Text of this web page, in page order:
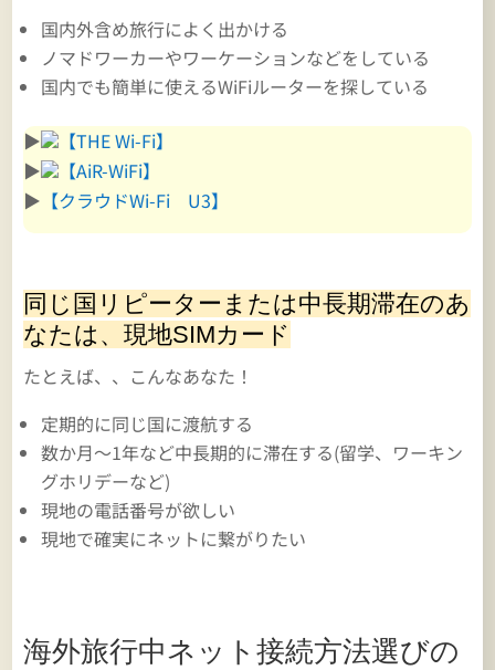
国内外含め旅行によく出かける
ノマドワーカーやワーケーションなどをしている
国内でも簡単に使えるWiFiルーターを探している
▶
【THE Wi-Fi】
▶
【AiR-WiFi】
▶ 【クラウドWi-Fi U3】
同じ国リピーターまたは中長期滞在のあ
なたは、現地SIMカード
たとえば、、こんなあなた！
定期的に同じ国に渡航する
数か月～1年など中長期的に滞在する(留学、ワーキン
グホリデーなど)
現地の電話番号が欲しい
現地で確実にネットに繋がりたい
海外旅行中ネット接続方法選びの